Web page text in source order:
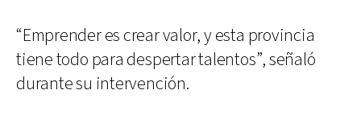
“Emprender es crear valor, y esta provincia
tiene todo para despertar talentos”, señaló
durante su intervención.